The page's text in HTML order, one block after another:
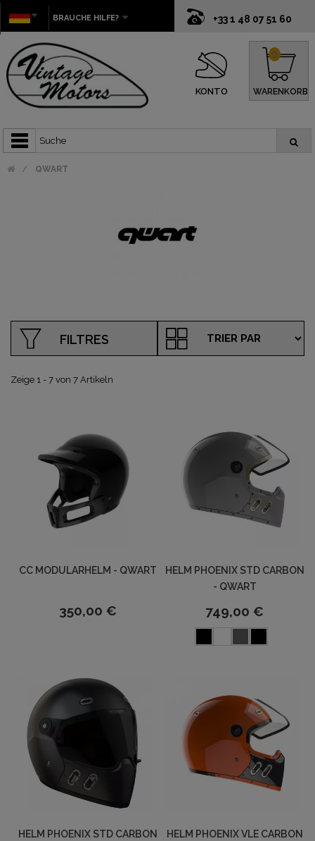
+33 1 48 07 51 60
BRAUCHE HILFE?
KONTO WARENKORB
0
QWART
FILTRES
Zeige 1 - 7 von 7 Artikeln
CC MODULARHELM - QWART
350,00 €
HELM PHOENIX STD CARBON
- QWART
749,00 €
HELM PHOENIX STD CARBON
HELM PHOENIX VLE CARBON